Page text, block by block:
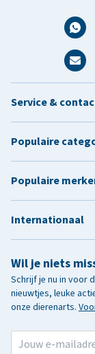
Wil je niets
Schrijf je nu in voor
nieuwtjes, leuke
onze dierenarts.
Service &
Populaire
Populaire
Internationaal